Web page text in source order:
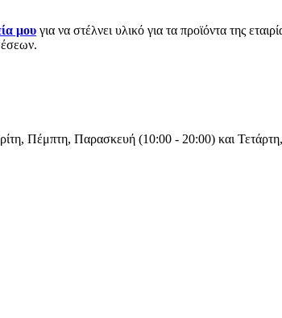
μου για να στέλνει υλικό για τα προϊόντα της
Πέμπτη, Παρασκευή (10:00 - 20:00) και